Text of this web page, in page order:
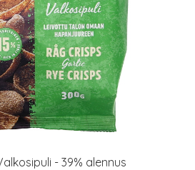
- 39% alennus